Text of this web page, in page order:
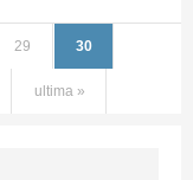
29 30
ultima »